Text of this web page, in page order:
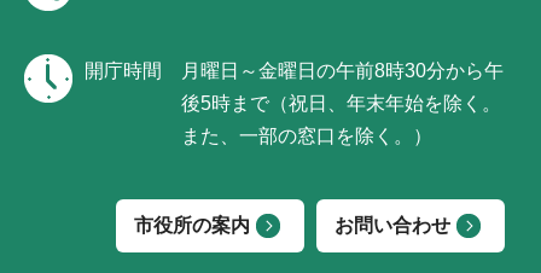
開庁時間
月曜日～金曜日の午前8時30分から午
後5時まで（祝日、年末年始を除く。
また、一部の窓口を除く。）
市役所の案内 お問い合わせ